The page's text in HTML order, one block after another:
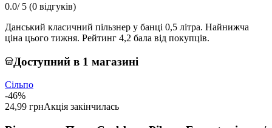
0.0/ 5 (0 відгуків)
Данський класичний пільзнер у банці 0,5 літра. Найнижча
ціна цього тижня. Рейтинг 4,2 бала від покупців.
Доступний в 1 магазині
Сільпо
-46%
24,99 грнАкція закінчилась